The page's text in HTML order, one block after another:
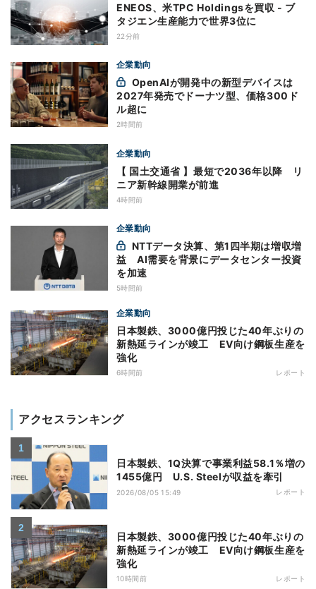
ENEOS、米TPC Holdingsを買収 - ブ
タジエン生産能力で世界3位に
22分前
企業動向
2027年発売でドーナツ型、価格300ド
ル超に
2時間前
企業動向
【 国土交通省 】最短で2036年以降 リ
ニア新幹線開業が前進
4時間前
企業動向
益 AI需要を背景にデータセンター投資
を加速
5時間前
企業動向
日本製鉄、3000億円投じた40年ぶりの
新熱延ラインが竣工 EV向け鋼板生産を
強化
6時間前 レポート
アクセスランキング
日本製鉄、1Q決算で事業利益58.1％増の
1455億円 U.S. Steelが収益を牽引
2026/08/05 15:49 レポート
日本製鉄、3000億円投じた40年ぶりの
新熱延ラインが竣工 EV向け鋼板生産を
強化
10時間前 レポート